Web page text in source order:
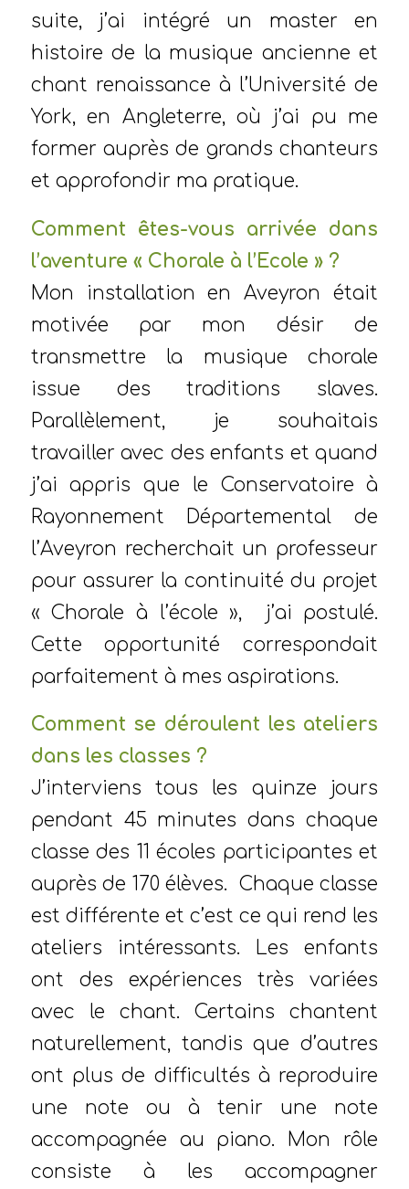
suite, j’ai intégré un master en
histoire de la musique ancienne et
chant renaissance à l’Université de
York, en Angleterre, où j’ai pu me
former auprès de grands chanteurs
et approfondir ma pratique.
Comment êtes-vous arrivée dans
l’aventure « Chorale à l’Ecole » ?
Mon installation en Aveyron était
motivée par mon désir de
transmettre la musique chorale
issue des traditions slaves.
Parallèlement, je souhaitais
travailler avec des enfants et quand
j’ai appris que le Conservatoire à
Rayonnement Départemental de
l’Aveyron recherchait un professeur
pour assurer la continuité du projet
« Chorale à l’école », j’ai postulé.
Cette opportunité correspondait
parfaitement à mes aspirations.
Comment se déroulent les ateliers
dans les classes ?
J’interviens tous les quinze jours
pendant 45 minutes dans chaque
classe des 11 écoles participantes et
auprès de 170 élèves. Chaque classe
est différente et c’est ce qui rend les
ateliers intéressants. Les enfants
ont des expériences très variées
avec le chant. Certains chantent
naturellement, tandis que d’autres
ont plus de difficultés à reproduire
une note ou à tenir une note
accompagnée au piano. Mon rôle
consiste à les accompagner